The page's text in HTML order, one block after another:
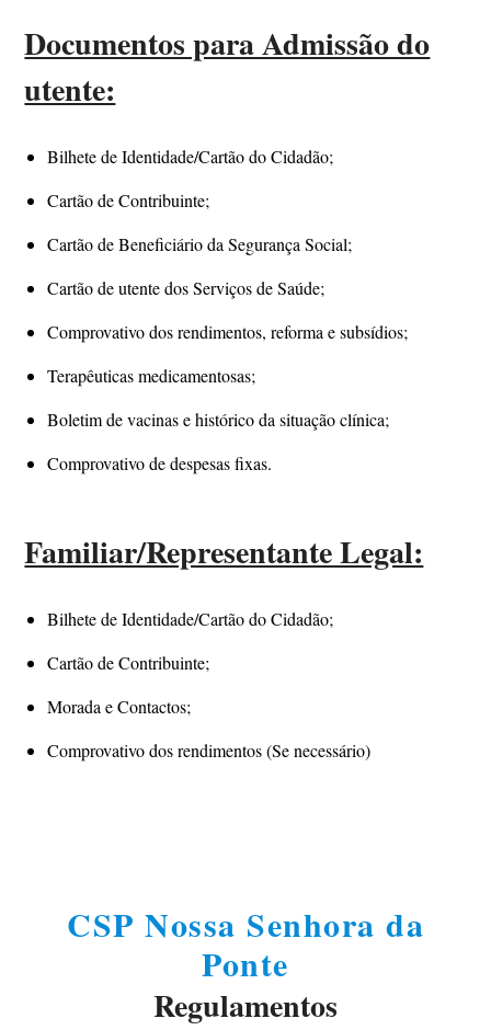
Documentos para Admissão do
utente:
Bilhete de Identidade/Cartão do Cidadão;
Cartão de Contribuinte;
Cartão de Beneficiário da Segurança Social;
Cartão de utente dos Serviços de Saúde;
Comprovativo dos rendimentos, reforma e subsídios;
Terapêuticas medicamentosas;
Boletim de vacinas e histórico da situação clínica;
Comprovativo de despesas fixas.
Familiar/Representante Legal:
Bilhete de Identidade/Cartão do Cidadão;
Cartão de Contribuinte;
Morada e Contactos;
Comprovativo dos rendimentos (Se necessário)
CSP Nossa Senhora da
Ponte
Regulamentos